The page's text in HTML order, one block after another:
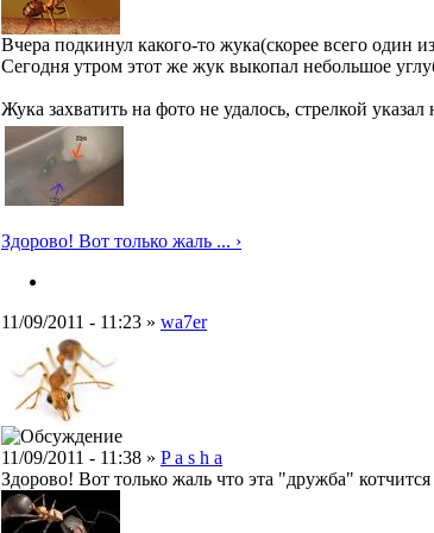
Вчера подкинул какого-то жука(скорее всего один
Сегодня утром этот же жук выкопал небольшое
Жука захватить на фото не удалось, стрелкой
Здорово! Вот только жаль ... ›
11/09/2011 - 11:23 » wa7er
11/09/2011 - 11:38 » P a s h a
Здорово! Вот только жаль что эта "дружба"